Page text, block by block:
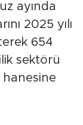
ayında
2025 yılı
654
sektörü
hanesine